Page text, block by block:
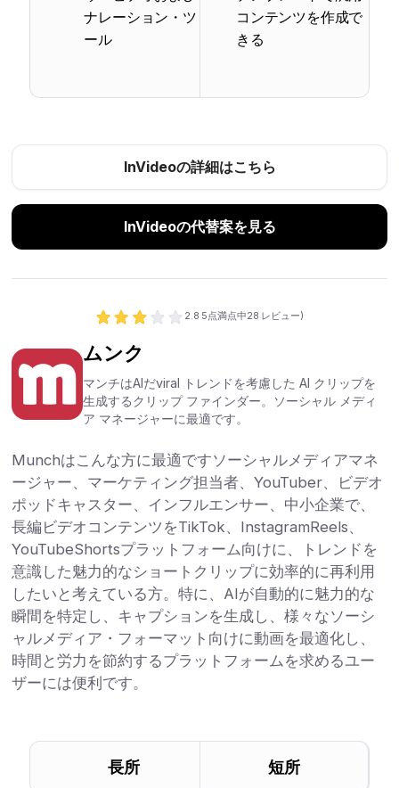
ナレーション・ツ
ール
コンテンツを作成で
きる
InVideoの詳細はこちら
InVideoの代替案を見る
2.8 5点満点中28 レビュー)
ムンク
マンチはAIだviral トレンドを考慮した AI クリップを
生成するクリップ ファインダー。ソーシャル メディ
ア マネージャーに最適です。
Munchはこんな方に最適ですソーシャルメディアマネ
ージャー、マーケティング担当者、YouTuber、ビデオ
ポッドキャスター、インフルエンサー、中小企業で、
長編ビデオコンテンツをTikTok、InstagramReels、
YouTubeShortsプラットフォーム向けに、トレンドを
意識した魅力的なショートクリップに効率的に再利用
したいと考えている方。特に、AIが自動的に魅力的な
瞬間を特定し、キャプションを生成し、様々なソーシ
ャルメディア・フォーマット向けに動画を最適化し、
時間と労力を節約するプラットフォームを求めるユー
ザーには便利です。
長所 短所